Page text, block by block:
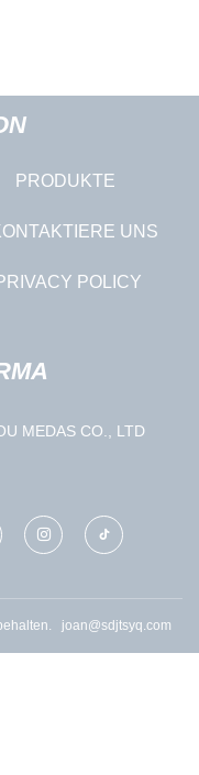
PRODUKTE
UNS
POLICY
SUZHOU MEDAS CO., LTD
joan@sdjtsyq.com